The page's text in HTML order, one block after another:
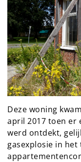
Deze woning
april 2017 toen er
werd ontdekt,
gasexplosie in het